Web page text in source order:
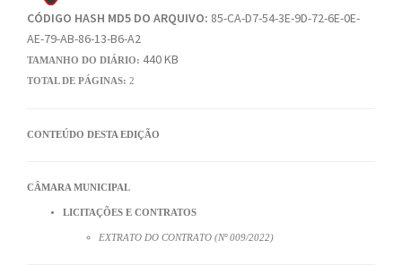
CÓDIGO HASH MD5 DO ARQUIVO: 85-CA-D7-54-3E-9D-72-6E-0E-
AE-79-AB-86-13-B6-A2
TAMANHO DO DIÁRIO: 440 KB
TOTAL DE PÁGINAS: 2
CONTEÚDO DESTA EDIÇÃO
CÂMARA MUNICIPAL
LICITAÇÕES E CONTRATOS
EXTRATO DO CONTRATO (Nº 009/2022)